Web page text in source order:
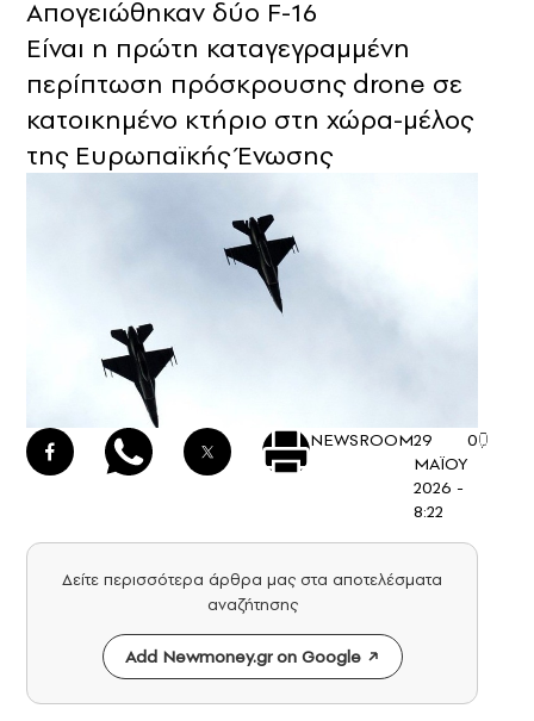
Απογειώθηκαν δύο F-16
Είναι η πρώτη καταγεγραμμένη
περίπτωση πρόσκρουσης drone σε
κατοικημένο κτήριο στη χώρα-μέλος
της Ευρωπαϊκής Ένωσης
NEWSROOM29
ΜΑΪΟΥ
2026 -
8:22
0
Δείτε περισσότερα άρθρα μας στα αποτελέσματα
αναζήτησης
Add Newmoney.gr on Google